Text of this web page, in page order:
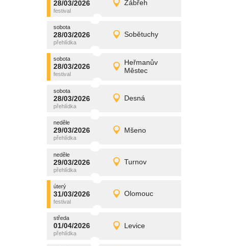
28/03/2026 Zábřeh
sobota
28/03/2026 Detail
sobota
28/03/2026 Sobětuchy
sobota
28/03/2026 Detail
promítání
sobota
28/03/2026
Heřmanův
Městec
sobota
28/03/2026 Detail
promítání
sobota
28/03/2026 Desná
sobota
28/03/2026 Detail
promítání
neděle
29/03/2026 Mšeno
neděle
29/03/2026 Detail
promítání
neděle
29/03/2026 Turnov
neděle
29/03/2026 Detail
promítání
úterý
31/03/2026 Olomouc
úterý
31/03/2026 Detail
promítání
středa
01/04/2026 Levice
středa
01/04/2026 Detail
promítání